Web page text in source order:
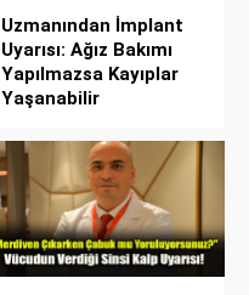
Uzmanından İmplant
Uyarısı: Ağız Bakımı
Yapılmazsa Kayıplar
Yaşanabilir